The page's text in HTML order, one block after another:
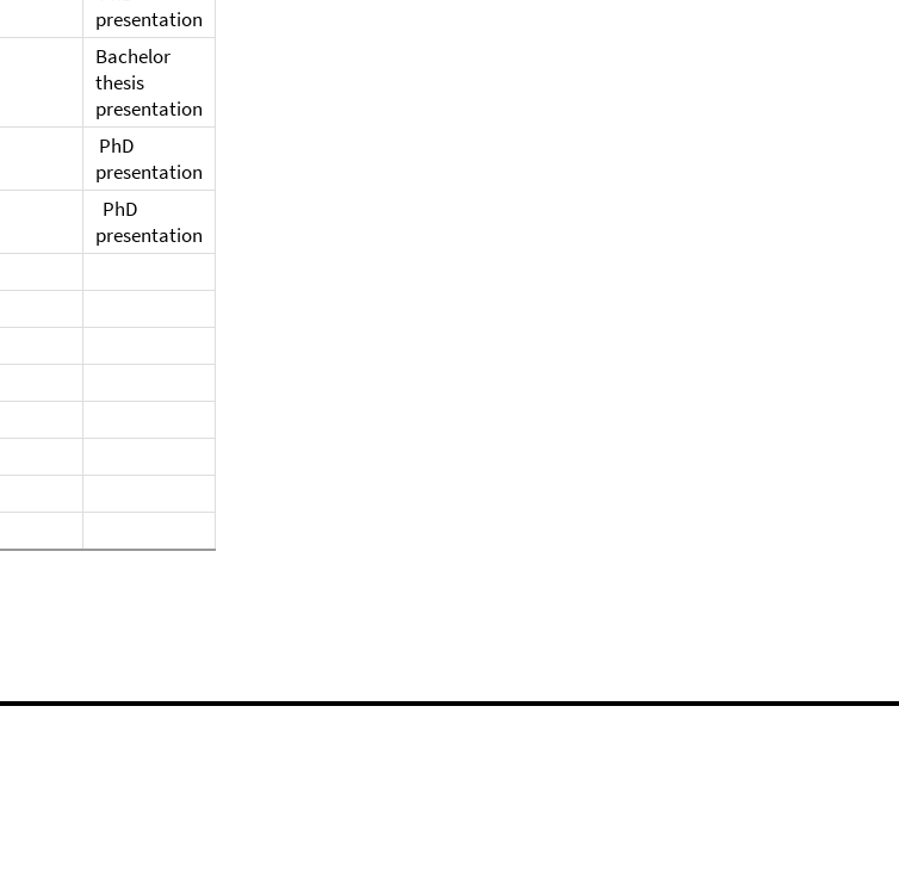
presentation
Bachelor
thesis
presentation
PhD
presentation
PhD
presentation